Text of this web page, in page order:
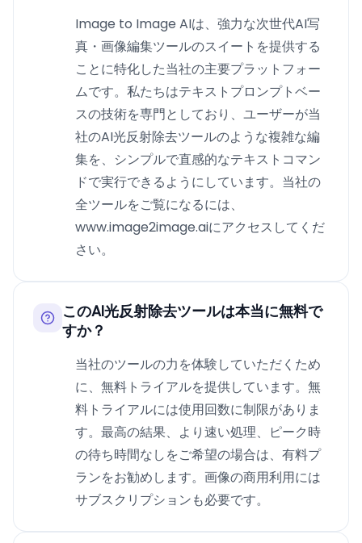
Image to Image AIは、強力な次世代AI写
真・画像編集ツールのスイートを提供する
ことに特化した当社の主要プラットフォー
ムです。私たちはテキストプロンプトベー
スの技術を専門としており、ユーザーが当
社のAI光反射除去ツールのような複雑な編
集を、シンプルで直感的なテキストコマン
ドで実行できるようにしています。当社の
全ツールをご覧になるには、
www.image2image.aiにアクセスしてくだ
さい。
このAI光反射除去ツールは本当に無料で
すか？
当社のツールの力を体験していただくため
に、無料トライアルを提供しています。無
料トライアルには使用回数に制限がありま
す。最高の結果、より速い処理、ピーク時
の待ち時間なしをご希望の場合は、有料プ
ランをお勧めします。画像の商用利用には
サブスクリプションも必要です。